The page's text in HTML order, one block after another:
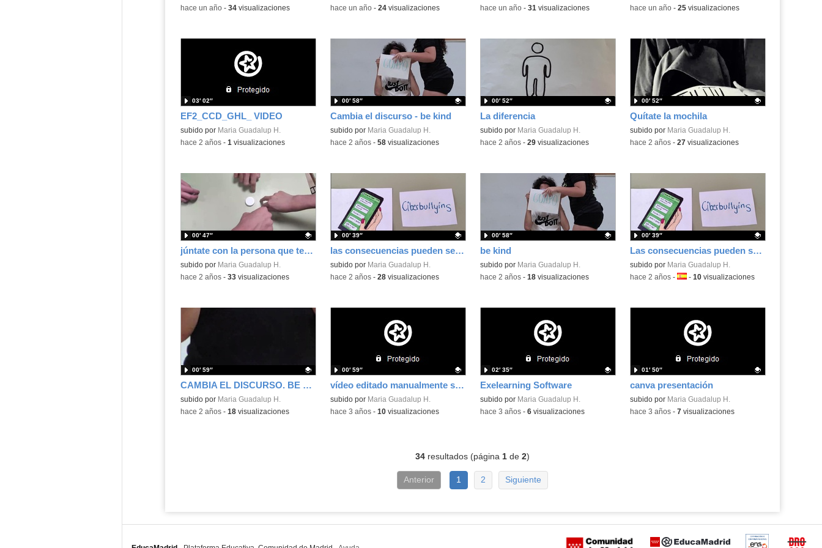
-hace un año- 34visualizaciones -hace un año- 24visualizaciones -hace un año- 31 visualizaciones -hace un año- 25visualizaciones
EF2_CCD_GHL_ VIDEO
subido por Maria Guadalup H.
03′ 02″
-hace 2 años- 1 visualizaciones
Cambia el discurso - be kind
Contenido educativo.
subido por Maria Guadalup H.
00′ 58″
-hace 2 años- 58visualizaciones
La diferencia
Contenido educativo.
subido por Maria Guadalup H.
00′ 52″
-hace 2 años- 29visualizaciones
Quítate la mochila
Contenido educativo.
subido por Maria Guadalup H.
00′ 52″
-hace 2 años- 27visualizaciones
júntate con la persona que te sepa valorar
Contenido educativo.
subido por Maria Guadalup H.
00′ 47″
-hace 2 años- 33visualizaciones
las consecuencias pueden ser mortales
Contenido educativo.
subido por Maria Guadalup H.
00′ 39″
-hace 2 años- 28visualizaciones
be kind
Contenido educativo.
subido por Maria Guadalup H.
00′ 58″
-hace 2 años- 18visualizaciones
Las consecuencias pueden ser motales
Contenido educativo.
subido por Maria Guadalup H.
00′ 39″
-hace 2 años- Idioma:
- 10visualizaciones
CAMBIA EL DISCURSO. BE KIND
Contenido educativo.
subido por Maria Guadalup H.
00′ 59″
-hace 2 años- 18visualizaciones
vídeo editado manualmente shotcut
Contenido educativo.
subido por Maria Guadalup H.
00′ 59″
-hace 3 años- 10visualizaciones
Exelearning Software
Contenido educativo.
subido por Maria Guadalup H.
02′ 35″
-hace 3 años- 6visualizaciones
canva presentación
Contenido educativo.
subido por Maria Guadalup H.
01′ 50″
-hace 3 años- 7visualizaciones
34resultados (página 1de 2)
Anterior 1 2 Siguiente